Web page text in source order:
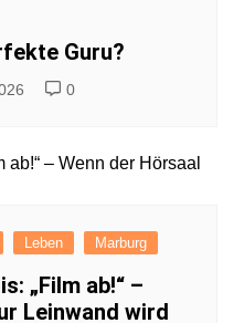
Guru?
0
Leben Marburg
„Film ab!“ –
Leinwand wird